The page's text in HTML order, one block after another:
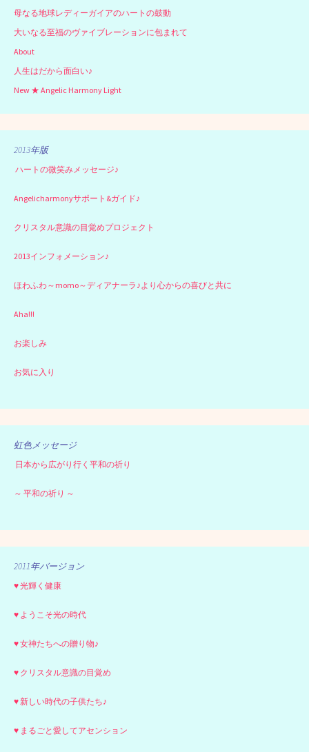
母なる地球レディーガイアのハートの鼓動
大いなる至福のヴァイブレーションに包まれて
About
人生はだから面白い♪
New ★ Angelic Harmony Light
2013年版
ハートの微笑みメッセージ♪
Angelicharmonyサポート&ガイド♪
クリスタル意識の目覚めプロジェクト
2013インフォメーション♪
ほわふわ～momo～ディアナーラ♪より心からの喜びと共に
Aha!!!
お楽しみ
お気に入り
虹色メッセージ
日本から広がり行く平和の祈り
～ 平和の祈り ～
2011年バージョン
♥ 光輝く健康
♥ ようこそ光の時代
♥ 女神たちへの贈り物♪
♥ クリスタル意識の目覚め
♥ 新しい時代の子供たち♪
♥ まるごと愛してアセンション